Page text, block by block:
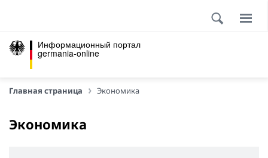
Информационный портал
germania-online
Главная страница Экономика
Экономика